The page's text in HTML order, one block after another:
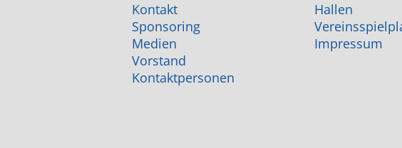
Kontakt
Sponsoring
Medien
Vorstand
Kontaktpersonen
Hallen
Impressum